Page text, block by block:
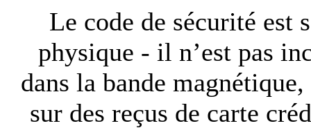
Le code de sécurité est
physique - il n’est pas
dans la bande
sur des reçus de carte